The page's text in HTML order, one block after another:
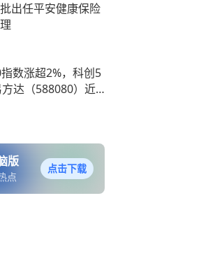
出任平安健康保险
数涨超2%，科创5
方达（588080）近
金”约74亿元
版
点
点击下载